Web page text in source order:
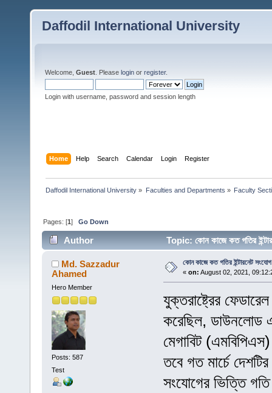
Daffodil International University
Welcome, Guest . Please login or register.
Login with username, password and session length
Home Help Search Calendar Login Register
Daffodil International University » Faculties and Departments » Faculty
Pages: [1]Go Down
Author Topic: কোন কাজে কত গতির
Md. Sazzadur
Ahamed
Hero Member
Posts: 587
Test
কোন কাজে কত গতির ইন্টারনেট
« on: August 02, 2021,
যুক্তরাষ্ট্রের
করেছিল, ডাউনলোড
মেগাবিট
তবে গত মার্চে
সংযোগের ভিত্তি